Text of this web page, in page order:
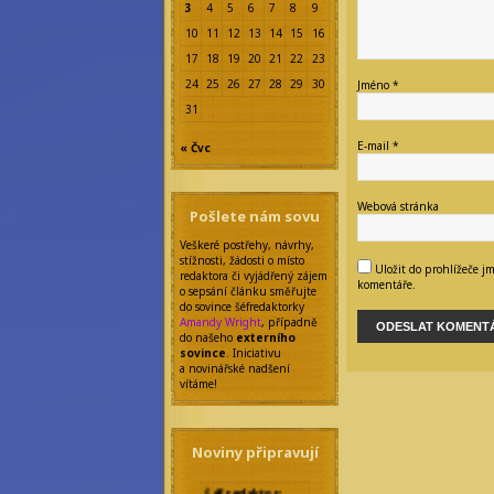
3 4 5 6 7 8
9
10
11 12 13 14 15
16
17
18 19 20 21 22 23
24 25 26 27 28 29
30
31
« Čvc
Pošlete nám sovu
Veškeré postřehy, návrhy,
stížnosti, žádosti o místo
redaktora či vyjádřený zájem
o sepsání článku směřujte
do sovince šéfredaktorky
Amandy Wright, případně
do našeho externího
sovince. Iniciativu
a novinářské nadšení
vítáme!
Noviny připravují
Šéfredaktor:
Jméno *
E-mail *
Webová stránka
Uložit do prohlížeče
komentáře.